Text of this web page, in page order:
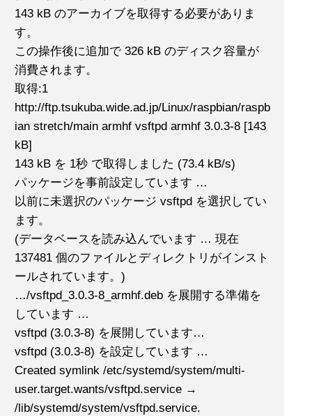
143 kB のアーカイブを取得する必要がありま
す。
この操作後に追加で 326 kB のディスク容量が
消費されます。
取得:1
http://ftp.tsukuba.wide.ad.jp/Linux/raspbian/raspb
ian stretch/main armhf vsftpd armhf 3.0.3-8 [143
kB]
143 kB を 1秒 で取得しました (73.4 kB/s)
パッケージを事前設定しています …
以前に未選択のパッケージ vsftpd を選択してい
ます。
(データベースを読み込んでいます … 現在
137481 個のファイルとディレクトリがインスト
ールされています。)
…/vsftpd_3.0.3-8_armhf.deb を展開する準備を
しています …
vsftpd (3.0.3-8) を展開しています…
vsftpd (3.0.3-8) を設定しています …
Created symlink /etc/systemd/system/multi-
user.target.wants/vsftpd.service →
/lib/systemd/system/vsftpd.service.